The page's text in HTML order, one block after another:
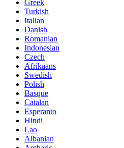
Greek
Turkish
Italian
Danish
Romanian
Indonesian
Czech
Afrikaans
Swedish
Polish
Basque
Catalan
Esperanto
Hindi
Lao
Albanian